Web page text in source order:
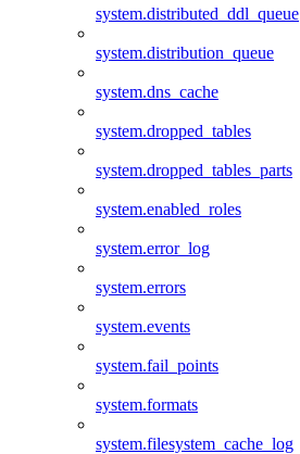
system.distributed_ddl_queue
system.distribution_queue
system.dns_cache
system.dropped_tables
system.dropped_tables_parts
system.enabled_roles
system.error_log
system.errors
system.events
system.fail_points
system.formats
system.filesystem_cache_log